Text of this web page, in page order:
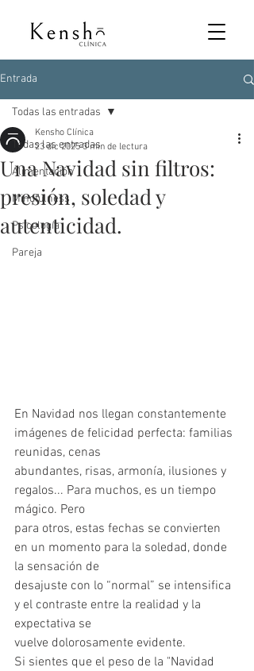
Entrada
Todas las entradas
Alimentación
Mindfulness
Psicología
Pareja
Todas las entradas
Una Navidad sin filtros:
presión, soledad y
autenticidad.
Kensho Clínica
23 dic 2025 3 min de lectura
En Navidad nos llegan constantemente
imágenes de felicidad perfecta: familias
reunidas, cenas
abundantes, risas, armonía, ilusiones y
regalos... Para muchos, es un tiempo
mágico. Pero
para otros, estas fechas se convierten
en un momento para la soledad, donde
la sensación de
desajuste con lo “normal” se intensifica
y el contraste entre la realidad y la
expectativa se
vuelve dolorosamente evidente.
Si sientes que el peso de la "Navidad